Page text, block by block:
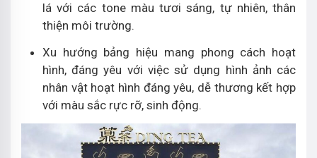
lá với các tone màu tươi sáng, tự nhiên, thân
thiện môi trường.
Xu hướng bảng hiệu mang phong cách hoạt
hình, đáng yêu với việc sử dụng hình ảnh các
nhân vật hoạt hình đáng yêu, dễ thương kết hợp
với màu sắc rực rỡ, sinh động.